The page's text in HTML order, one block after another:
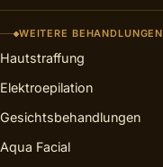
WEITERE BEHANDLUNGEN
Hautstraffung
Elektroepilation
Gesichtsbehandlungen
Aqua Facial